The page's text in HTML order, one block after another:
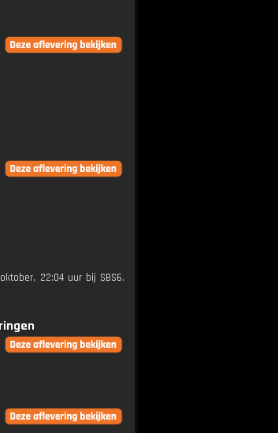
22:04 uur bij SBS6.